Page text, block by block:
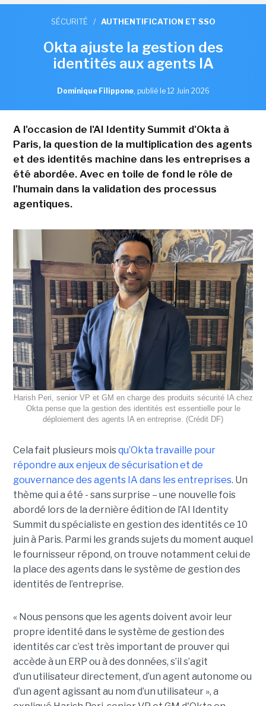
SÉCURITÉ / AUTHENTIFICATION ET SSO
Okta ajuste la gestion des
identités aux agents IA
Dominique Filippone, publié le 12 Juin 2026
A l'occasion de l'AI Identity Summit d'Okta à
Paris, la question de la multiplication des agents
et des identités machine dans les entreprises a
été abordée. Avec en toile de fond le rôle de
l'humain dans la validation des processus
agentiques.
Harish Peri, senior VP et GM en charge des produits sécurité IA chez
Okta pense que la gestion des identités est essentielle pour le
déploiement des agents IA en entreprise. (Crédit DF)
Cela fait plusieurs moisqu’Okta travaille pour
répondre aux enjeux de sécurisation et de
gouvernance des agents IA dans les entreprises. Un
thème qui a été - sans surprise – une nouvelle fois
abordé lors de la dernière édition de l’AI Identity
Summit du spécialiste en gestion des identités ce 10
juin à Paris. Parmi les grands sujets du moment auquel
le fournisseur répond, on trouve notamment celui de
la place des agents dans le système de gestion des
identités de l’entreprise.
« Nous pensons que les agents doivent avoir leur
propre identité dans le système de gestion des
identités car c’est très important de prouver qui
accède à un ERP ou à des données, s’il s’agit
d’un utilisateur directement, d’un agent autonome ou
d’un agent agissant au nom d’un utilisateur », a